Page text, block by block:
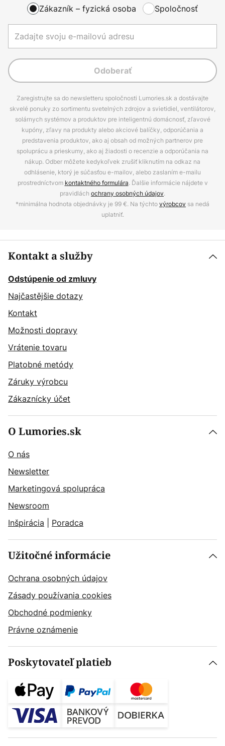
Zákazník – fyzická osoba Spoločnosť
Odoberať
Zaregistrujte sa do newsletteru spoločnosti Lumories.sk a dostávajte
skvelé ponuky zo sortimentu svetelných zdrojov a svietidiel, ventilátorov,
solárnych systémov a produktov pre inteligentnú domácnosť, zľavové
kupóny, zľavy na produkty alebo akciové balíčky, odporúčania a
predstavenia produktov, ako aj obsah od možných partnerov pre
spoluprácu a prieskumy, ako aj žiadosti o recenzie a odporúčania na
nákup. Odber môžete kedykoľvek zrušiť kliknutím na odkaz na
odhlásenie, ktorý je súčasťou e-mailov, alebo zaslaním e-mailu
prostredníctvom kontaktného formulára. Ďalšie informácie nájdete v
pravidlách ochrany osobných údajov.
*minimálna hodnota objednávky je 99 €. Na týchtovýrobcov sa nedá
uplatniť.
Kontakt a služby
Odstúpenie od zmluvy
Najčastějšie dotazy
Kontakt
Možnosti dopravy
Vrátenie tovaru
Platobné metódy
Záruky výrobcu
Zákaznícky účet
O Lumories.sk
O nás
Newsletter
Marketingová spolupráca
Newsroom
Inšpirácia
Poradca
Užitočné informácie
Ochrana osobných údajov
Zásady používania cookies
Obchodné podmienky
Právne oznámenie
Poskytovateľ platieb